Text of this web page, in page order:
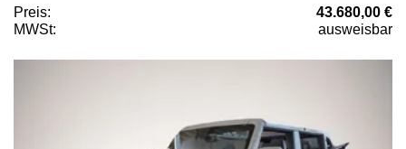
Preis:
43.680,00 €
MWSt:
ausweisbar